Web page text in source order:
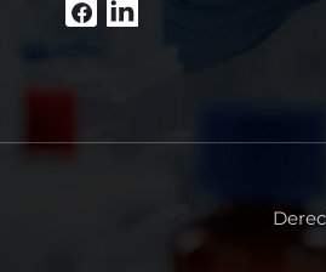
productos de alta calidad